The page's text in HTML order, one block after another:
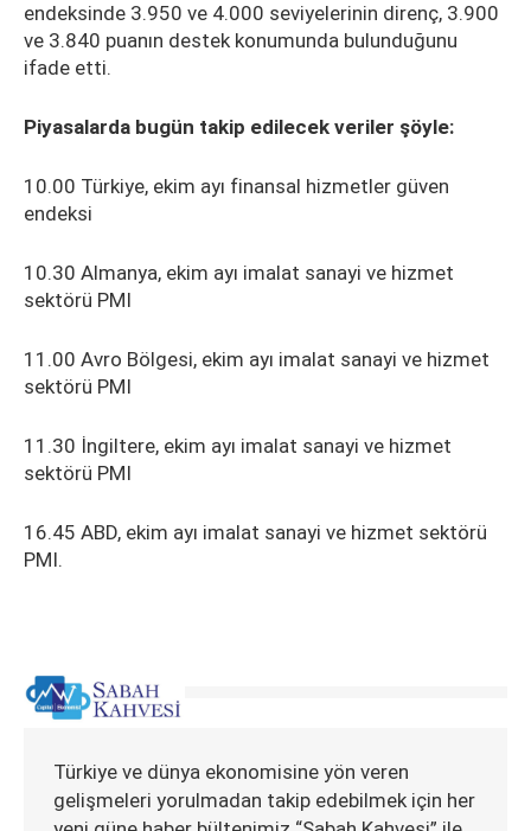
endeksinde 3.950 ve 4.000 seviyelerinin direnç, 3.900
ve 3.840 puanın destek konumunda bulunduğunu
ifade etti.
Piyasalarda bugün takip edilecek veriler şöyle:
10.00 Türkiye, ekim ayı finansal hizmetler güven
endeksi
10.30 Almanya, ekim ayı imalat sanayi ve hizmet
sektörü PMI
11.00 Avro Bölgesi, ekim ayı imalat sanayi ve hizmet
sektörü PMI
11.30 İngiltere, ekim ayı imalat sanayi ve hizmet
sektörü PMI
16.45 ABD, ekim ayı imalat sanayi ve hizmet sektörü
PMI.
Türkiye ve dünya ekonomisine yön veren
gelişmeleri yorulmadan takip edebilmek için her